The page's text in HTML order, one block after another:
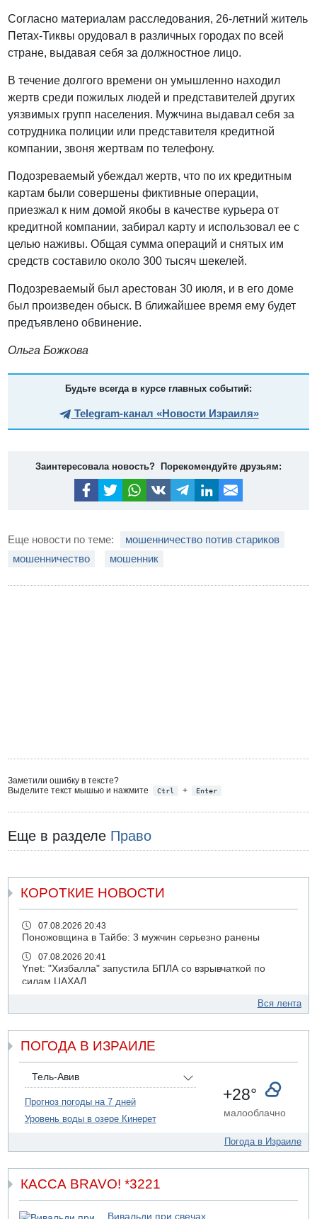
Согласно материалам расследования, 26-летний житель
Петах-Тиквы орудовал в различных городах по всей
стране, выдавая себя за должностное лицо.
В течение долгого времени он умышленно находил
жертв среди пожилых людей и представителей других
уязвимых групп населения. Мужчина выдавал себя за
сотрудника полиции или представителя кредитной
компании, звоня жертвам по телефону.
Подозреваемый убеждал жертв, что по их кредитным
картам были совершены фиктивные операции,
приезжал к ним домой якобы в качестве курьера от
кредитной компании, забирал карту и использовал ее с
целью наживы. Общая сумма операций и снятых им
средств составило около 300 тысяч шекелей.
Подозреваемый был арестован 30 июля, и в его доме
был произведен обыск. В ближайшее время ему будет
предъявлено обвинение.
Ольга Божкова
Будьте всегда в курсе главных событий:
Telegram-канал «Новости Израиля»
Заинтересовала новость? Порекомендуйте друзьям:
Еще новости по теме:
мошенничество потив стариков
мошенничество
мошенник
Заметили ошибку в тексте?
Выделите текст мышью и нажмите
Ctrl + Enter
Еще в разделе Право
КОРОТКИЕ НОВОСТИ
07.08.2026 20:43
Поножовщина в Тайбе: 3 мужчин серьезно ранены
07.08.2026 20:41
Ynet: "Хизбалла" запустила БПЛА со взрывчаткой по
силам ЦАХАЛ
ДТП в Ашдоде: тяжело ранены двое маленьких детей
07.08.2026 19:14
Скончался водитель, врезавшийся в стену в
Иерусалиме
07.08.2026 17:57
Подозреваемый в домогательствах в хостеле - Гильбоа
Дахан
07.08.2026 17:55
коррупционных отношениях с Йоавом Элиаси
для уклонистов-харедим
Вся лента
ПОГОДА В ИЗРАИЛЕ
Тель-Авив
Прогноз погоды на 7 дней
Уровень воды в озере Кинерет
+28°
малооблачно
Погода в Израиле
КАССА BRAVO! *3221
Вивальди при свечах